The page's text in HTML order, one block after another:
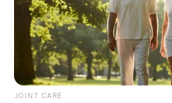
JOINT CARE